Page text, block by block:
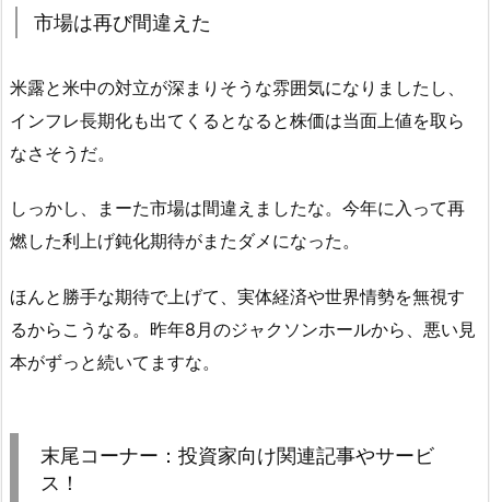
市場は再び間違えた
米露と米中の対立が深まりそうな雰囲気になりましたし、
インフレ長期化も出てくるとなると株価は当面上値を取ら
なさそうだ。
しっかし、まーた市場は間違えましたな。今年に入って再
燃した利上げ鈍化期待がまたダメになった。
ほんと勝手な期待で上げて、実体経済や世界情勢を無視す
るからこうなる。昨年8月のジャクソンホールから、悪い見
本がずっと続いてますな。
末尾コーナー：投資家向け関連記事やサービ
ス！